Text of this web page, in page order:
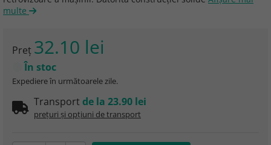
multe
Preţ 32.10 lei
În stoc
Expediere în următoarele zile.
Transport de la 23.90 lei
prețuri și opțiuni de transport